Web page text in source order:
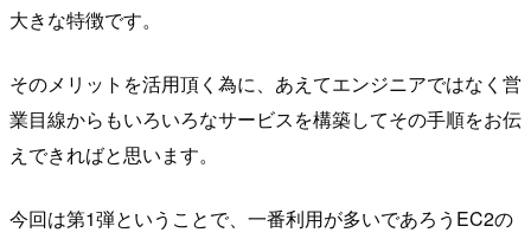
大きな特徴です。
そのメリットを活用頂く為に、あえてエンジニアではなく営
業目線からもいろいろなサービスを構築してその手順をお伝
えできればと思います。
今回は第1弾ということで、一番利用が多いであろうEC2の